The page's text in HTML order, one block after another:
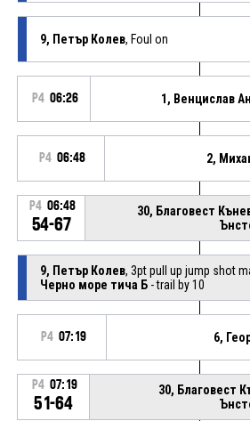
9, Петър Колев, Foul on
P4 06:26 1, Венцислав
P4 06:48 2,
P4 06:48
54-67
30, Благовест
9, Петър Колев, 3pt pull up jump shot
Черно море тича Б- trail by 10
P4 07:19 6,
P4 07:19
51-64
30, Благовест